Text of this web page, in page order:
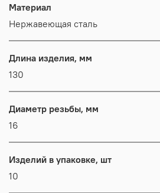
Материал
Нержавеющая сталь
Длина изделия, мм
130
Диаметр резьбы, мм
16
Изделий в упаковке, шт
10